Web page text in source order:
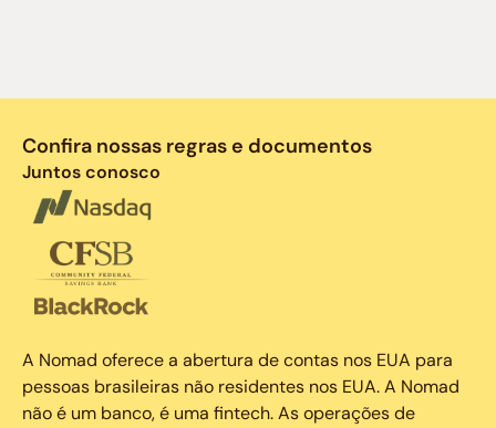
Confira nossas regras e documentos
Juntos conosco
A Nomad oferece a abertura de contas nos EUA para
pessoas brasileiras não residentes nos EUA. A Nomad
não é um banco, é uma fintech. As operações de